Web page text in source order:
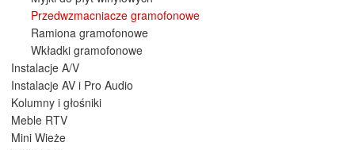
Przedwzmacniacze gramofonowe
Ramiona gramofonowe
Wkładki gramofonowe
Instalacje A/V
Instalacje AV i Pro Audio
Kolumny i głośniki
Meble RTV
Mini Wieże